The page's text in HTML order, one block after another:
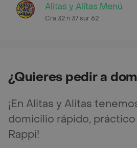
Alitas y Alitas Menú
Cra 32 n 37 sur 62
¿Quieres pedir a
¡En Alitas y Alitas
domicilio rápido,
Rappi!